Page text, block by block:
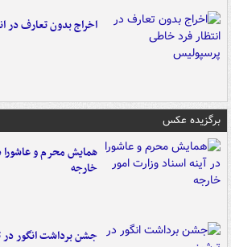
اخراج بدون تعارف در
برگزیده عکس
همایش محرم و عاشورا
خارجه
جشن برداشت انگور در